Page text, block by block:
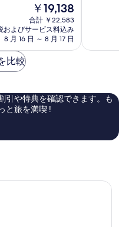
現
在
の
料
金
￥19,138
合計 ￥22,583
およびサービス料込み
8 月 16 日 ～ 8 月 17 日
ム
バ
ー
素
い、
口
口
比較
引や特典を確認できます。も
と旅を満喫 !